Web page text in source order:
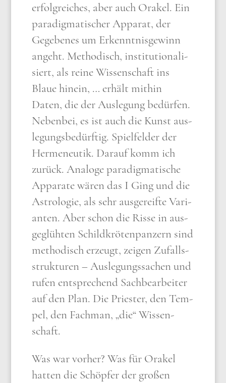
erfolg­rei­ches, aber auch Ora­kel. Ein
para­dig­ma­ti­scher Appa­rat, der
Gege­be­nes um Erkennt­nis­ge­winn
angeht. Metho­disch, insti­tu­tio­na­li­
siert, als rei­ne Wis­sen­schaft ins
Blaue hin­ein, … erhält mit­hin
Daten, die der Aus­le­gung bedür­fen.
Neben­bei, es ist auch die Kunst aus­
le­gungs­be­dürf­tig. Spiel­fel­der der
Her­me­neu­tik. Dar­auf komm ich
zurück. Ana­lo­ge para­dig­ma­ti­sche
Appa­ra­te wären das I Ging und die
Astro­lo­gie, als sehr aus­ge­reif­te Vari­
an­ten. Aber schon die Ris­se in aus­
ge­glüh­ten Schild­krö­ten­pan­zern sind
metho­disch erzeugt, zei­gen Zufalls­
struk­tu­ren – Aus­le­gungs­sa­chen und
rufen ent­spre­chend Sach­be­ar­bei­ter
auf den Plan. Die Prie­ster, den Tem­
pel, den Fach­man, „die“ Wis­sen­
schaft.
Was war vor­her? Was für Ora­kel
hat­ten die Schöp­fer der gro­ßen